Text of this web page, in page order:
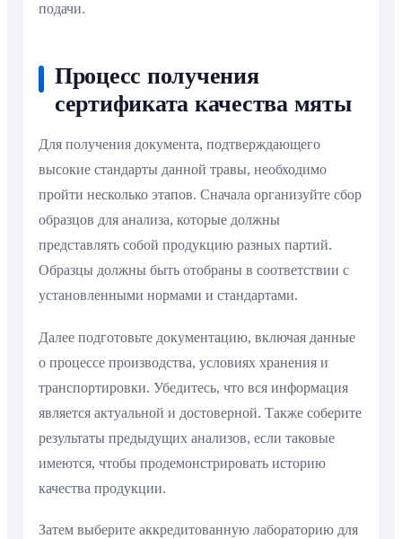
подачи.
Процесс получения
сертификата качества мяты
Для получения документа, подтверждающего
высокие стандарты данной травы, необходимо
пройти несколько этапов. Сначала организуйте сбор
образцов для анализа, которые должны
представлять собой продукцию разных партий.
Образцы должны быть отобраны в соответствии с
установленными нормами и стандартами.
Далее подготовьте документацию, включая данные
о процессе производства, условиях хранения и
транспортировки. Убедитесь, что вся информация
является актуальной и достоверной. Также соберите
результаты предыдущих анализов, если таковые
имеются, чтобы продемонстрировать историю
качества продукции.
Затем выберите аккредитованную лабораторию для